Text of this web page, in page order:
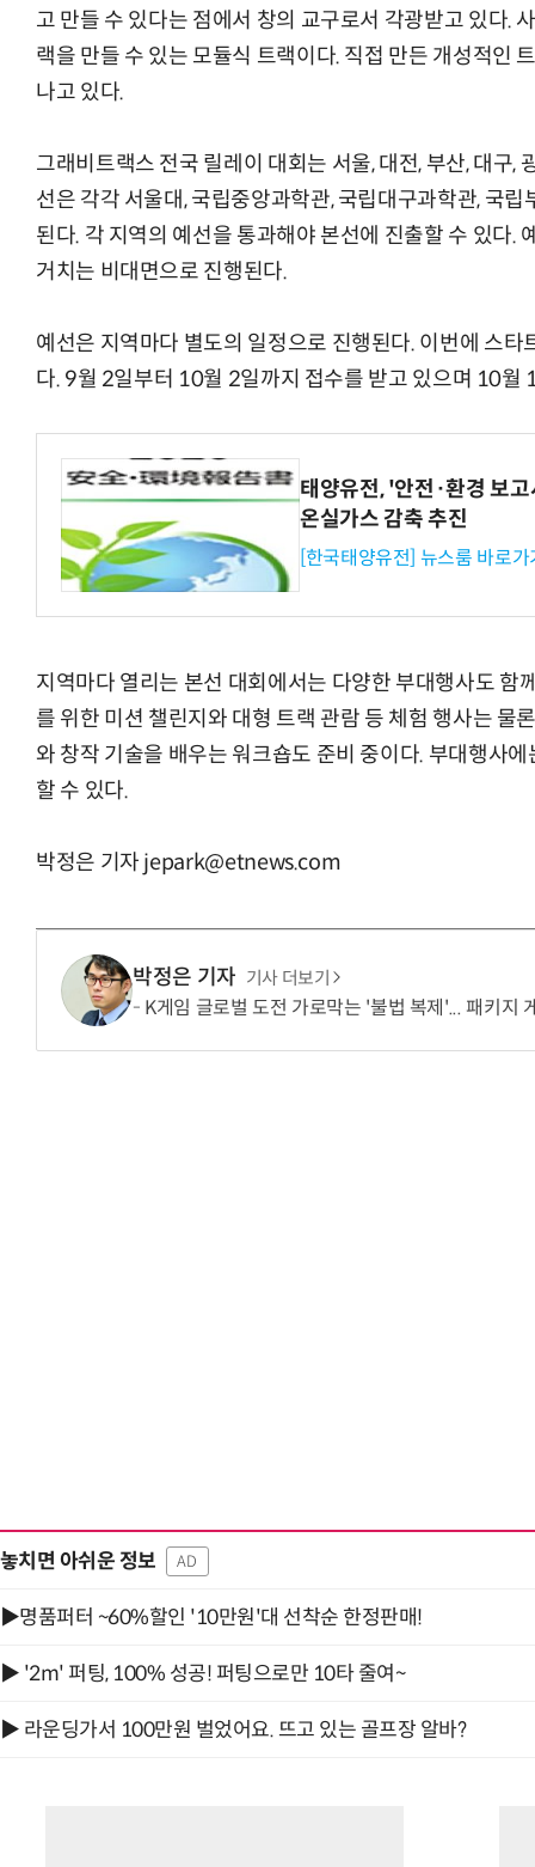
고 만들 수 있다는 점에서 창의 교구로서 각광받고 있다.
랙을 만들 수 있는 모듈식 트랙이다. 직접 만든 개성적인
나고 있다.
그래비트랙스 전국 릴레이 대회는 서울, 대전, 부산, 대구,
선은 각각 서울대, 국립중앙과학관, 국립대구과학관, 국
된다. 각 지역의 예선을 통과해야 본선에 진출할 수 있다.
거치는 비대면으로 진행된다.
예선은 지역마다 별도의 일정으로 진행된다. 이번에 스
다. 9월 2일부터 10월 2일까지 접수를 받고 있으며 10월
태양유전, '안전·환경 보
온실가스 감축 추진
[한국태양유전] 뉴스룸 바로가
지역마다 열리는 본선 대회에서는 다양한 부대행사도 함
를 위한 미션 챌린지와 대형 트랙 관람 등 체험 행사는 물
와 창작 기술을 배우는 워크숍도 준비 중이다. 부대행사
할 수 있다.
박정은 기자 jepark@etnews.com
박정은 기자 기사 더보기
K게임 글로벌 도전 가로막는 '불법 복제'... 패키지
놓치면 아쉬운 정보 AD
▶명품퍼터 ~60%할인 '10만원'대 선착순 한정판매!
▶ '2m' 퍼팅, 100% 성공! 퍼팅으로만 10타 줄여~
▶ 라운딩가서 100만원 벌었어요. 뜨고 있는 골프장 알바?